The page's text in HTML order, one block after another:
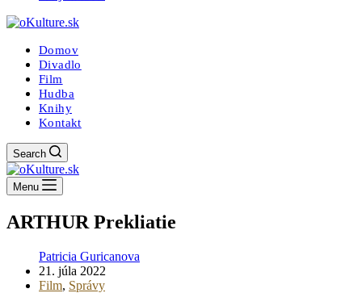
Domov
Divadlo
Film
Hudba
Knihy
Kontakt
Search
Menu
ARTHUR Prekliatie
Patricia Guricanova
21. júla 2022
Film, Správy